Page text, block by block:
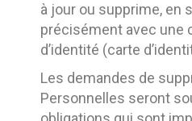
à jour ou supprime, en
précisément avec une
d’identité (carte
Les demandes de
Personnelles seront